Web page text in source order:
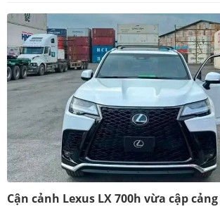
Cận cảnh Lexus LX 700h vừa cập